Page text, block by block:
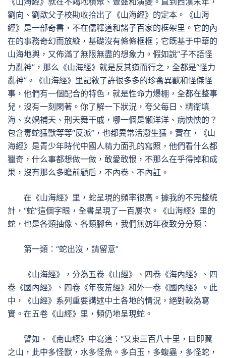
劉向、劉歆父子校勘收拾出了《山海經》的定本。《山海
經》是一部奇書，不在儒釋道和諸子百家的框架里。它的內
在的事務奇幻而放縱，基礎沒有條條框框；它既基于中華的
山海地輿，又佈滿了無限無盡的想象力。假如說“子不語怪
力亂神”，那么《山海經》就是反其道而行之，全都是“怪力
亂神”。《山海經》里記敘了許很多多的珍禽異獸和怪傑怪
事，他們有一個配合的特色，就是性命力爆棚，全都在整事
兒，沒有一刻閑著。你了解一下狀況，夸父每日、精衛填
海、女媧補天、刑天舞干戚，哪一個是懶洋洋、病怏怏的？
包含毒蛇猛獸等等“反派”，也都異常活潑生猛。實在，《山
海經》是青少年時代中國人精力面孔的寫照，他們看什么都
獵奇，什么事都想做一做，敢愛敢恨，不那么在乎得掉和成
果，沒有那么多瞻前顧后，不內卷、不內訌。
在《山海經》里，蛇呈現的頻率很高。據我的不完整統
計，“蛇”這個字眼，全書呈現了一百屢次。《山海經》里的
蛇，也是各類抽像、各類腳色，我們無妨年夜致分分類：
第一類：“蛇出沒，請留意”
《山海經》，分為五卷《山經》、四卷《海內經》、四
卷《國內經》、四卷《年夜荒經》和外一卷《國內經》。此
中，《山經》系列重要講述中土各地的情況，絕對較為寫
實。在五卷《山經》里，頻仍地呈現蛇。
譬如，《南山經》中寫道：“又東三百八十里，曰即翼
之山，此中多怪獸，水多怪魚。多白玉，多蝮蟲，多怪蛇，